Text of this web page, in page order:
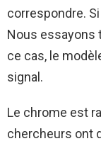
correspondre.
Nous essayons
ce cas, le
signal.
Le chrome est
chercheurs ont